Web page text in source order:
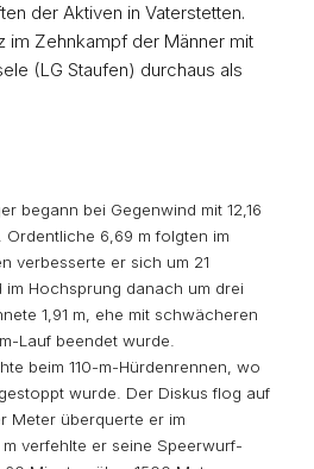
der Aktiven in Vaterstetten.
im Zehnkampf der Männer mit
(LG Staufen) durchaus als
begann bei Gegenwind mit 12,16
Ordentliche 6,69 m folgten im
verbesserte er sich um 21
im Hochsprung danach um drei
1,91 m, ehe mit schwächeren
Lauf beendet wurde.
beim 110-m-Hürdenrennen, wo
wurde. Der Diskus flog auf
Meter überquerte er im
m verfehlte er seine Speerwurf-